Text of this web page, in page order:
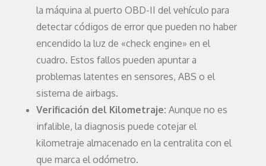
la máquina al puerto OBD-II del vehículo para
detectar códigos de error que pueden no haber
encendido la luz de «check engine» en el
cuadro. Estos fallos pueden apuntar a
problemas latentes en sensores, ABS o el
sistema de airbags.
Verificación del Kilometraje: Aunque no es
infalible, la diagnosis puede cotejar el
kilometraje almacenado en la centralita con el
que marca el odómetro.